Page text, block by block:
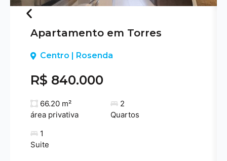
Previous
Apartamento em Torres
Centro | Rosenda
R$ 840.000
66.20 m²
área privativa
2
Quartos
1
Suite